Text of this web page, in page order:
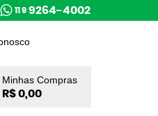
11 9 9264-4002
Minhas Compras
R$ 0,00